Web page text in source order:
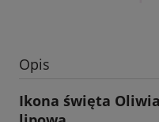
Opis
Ikona święta